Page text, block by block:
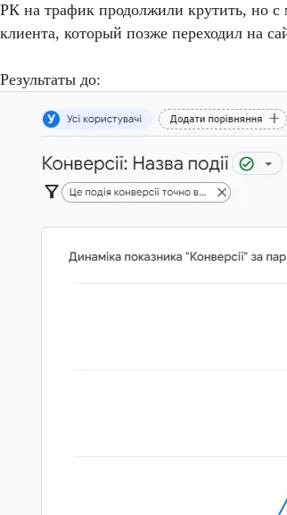
РК на трафик продолжили крутить, но с
клиента, который позже переходил на
Результаты до: